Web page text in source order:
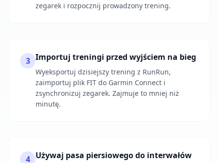
zegarek i rozpocznij prowadzony trening.
3 Importuj treningi przed wyjściem na bieg
Wyeksportuj dzisiejszy trening z RunRun,
zaimportuj plik FIT do Garmin Connect i
zsynchronizuj zegarek. Zajmuje to mniej niż
minutę.
4 Używaj pasa piersiowego do interwałów